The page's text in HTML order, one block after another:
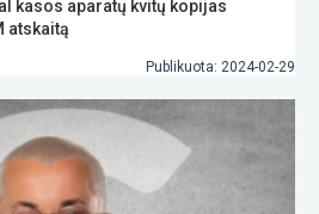
kasos aparatų kvitų kopijas
atskaitą
Publikuota: 2024-02-29